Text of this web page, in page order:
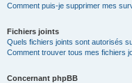
Comment puis-je supprimer mes
Fichiers joints
Quels fichiers joints sont autorisés
Comment trouver tous mes fichiers
Concernant phpBB